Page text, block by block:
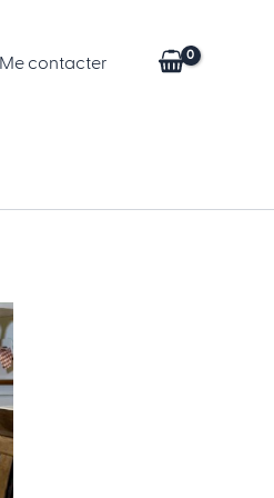
Me contacter